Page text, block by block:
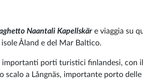
Naantali Kapellskär e viaggia su
Åland e del Mar Baltico.
importanti porti turistici finlandesi, con
a Långnäs, importante porto delle